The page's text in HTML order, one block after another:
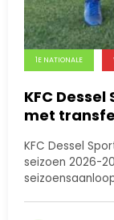
1E NATIONALE
KFC
met
KFC Dessel
seizoen 2026-